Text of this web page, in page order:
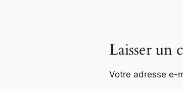
Laisser un
Votre adresse e-